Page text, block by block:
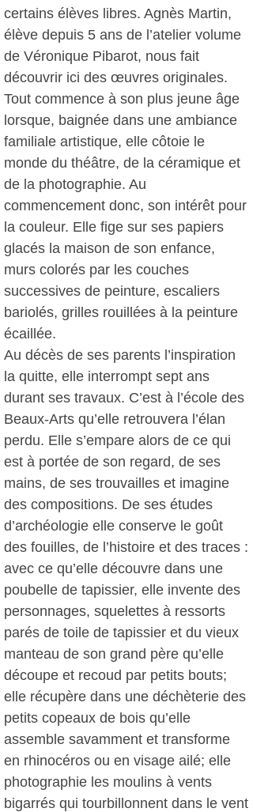
certains élèves libres. Agnès Martin,
élève depuis 5 ans de l’atelier volume
de Véronique Pibarot, nous fait
découvrir ici des œuvres originales.
Tout commence à son plus jeune âge
lorsque, baignée dans une ambiance
familiale artistique, elle côtoie le
monde du théâtre, de la céramique et
de la photographie. Au
commencement donc, son intérêt pour
la couleur. Elle fige sur ses papiers
glacés la maison de son enfance,
murs colorés par les couches
successives de peinture, escaliers
bariolés, grilles rouillées à la peinture
écaillée.
Au décès de ses parents l’inspiration
la quitte, elle interrompt sept ans
durant ses travaux. C’est à l’école des
Beaux-Arts qu’elle retrouvera l’élan
perdu. Elle s’empare alors de ce qui
est à portée de son regard, de ses
mains, de ses trouvailles et imagine
des compositions. De ses études
d’archéologie elle conserve le goût
des fouilles, de l’histoire et des traces :
avec ce qu’elle découvre dans une
poubelle de tapissier, elle invente des
personnages, squelettes à ressorts
parés de toile de tapissier et du vieux
manteau de son grand père qu’elle
découpe et recoud par petits bouts;
elle récupère dans une déchèterie des
petits copeaux de bois qu’elle
assemble savamment et transforme
en rhinocéros ou en visage ailé; elle
photographie les moulins à vents
bigarrés qui tourbillonnent dans le vent